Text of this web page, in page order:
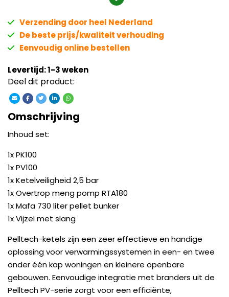
Verzending door heel Nederland
De beste prijs/kwaliteit verhouding
Eenvoudig online bestellen
Levertijd: 1-3 weken
Deel dit product:
Omschrijving
Inhoud set:
1x PK100
1x PV100
1x Ketelveiligheid 2,5 bar
1x Overtrop meng pomp RTA180
1x Mafa 730 liter pellet bunker
1x Vijzel met slang
Pelltech-ketels zijn een zeer effectieve en handige
oplossing voor verwarmingssystemen in een- en twee
onder één kap woningen en kleinere openbare
gebouwen. Eenvoudige integratie met branders uit de
Pelltech PV-serie zorgt voor een efficiënte,